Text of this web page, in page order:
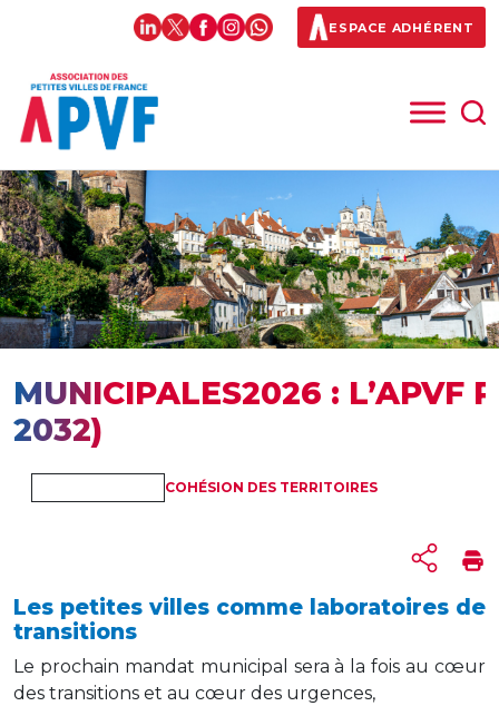
ESPACE ADHÉRENT
MUNICIPALES2026 : L’APVF
2032)
COHÉSION DES TERRITOIRES
Les petites villes comme laboratoires de
transitions
Le prochain mandat municipal sera à la fois au cœur
des transitions et au cœur des urgences,